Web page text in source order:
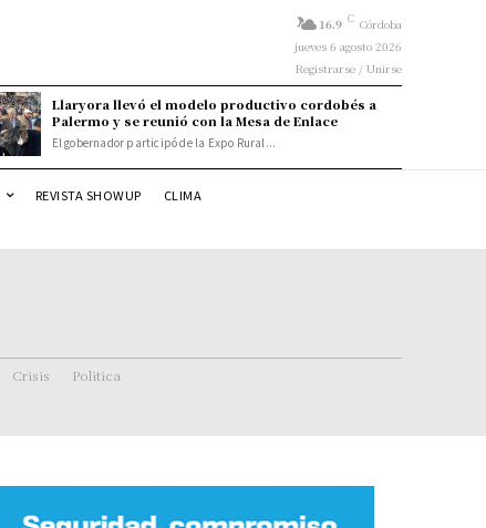
16.9 C Córdoba
jueves 6 agosto 2026
Registrarse / Unirse
Llaryora llevó el modelo productivo cordobés a
Palermo y se reunió con la Mesa de Enlace
El gobernador participó de la Expo Rural...
REVISTA SHOWUP CLIMA
Crisis Politica